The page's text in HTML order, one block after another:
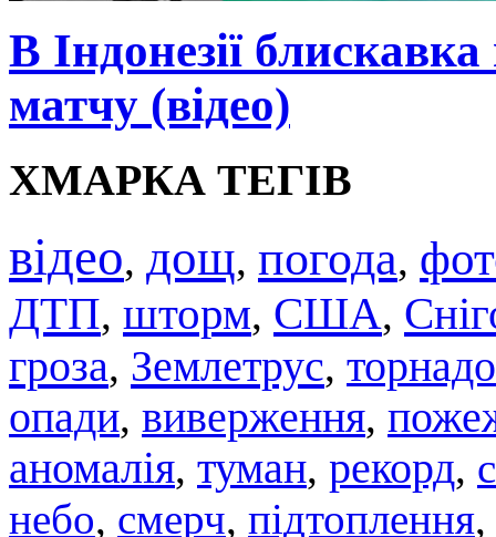
В Індонезії
матчу (відео)
ХМАРКА ТЕГІВ
відео, дощ, погода,
ДТП, шторм, США,
гроза, Землетрус, торнадо
опади, виверження,
аномалія, туман, рекорд,
небо, смерч, підтоплення,